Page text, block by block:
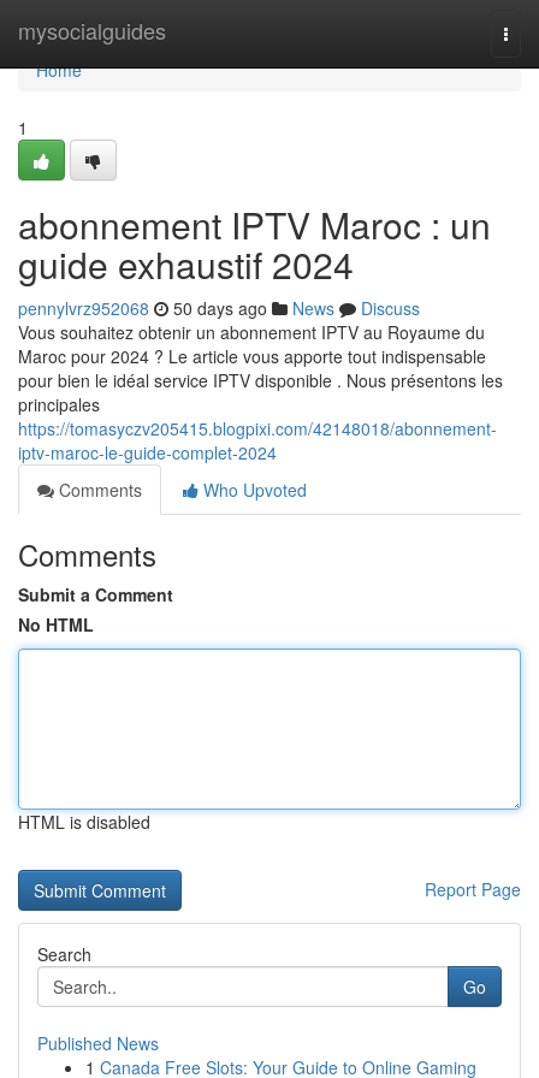
mysocialguides
Home
Home
1
abonnement IPTV Maroc : un
guide exhaustif 2024
pennylvrz952068 50 days ago News
Discuss
Vous souhaitez obtenir un abonnement IPTV au Royaume du
Maroc pour 2024 ? Le article vous apporte tout indispensable
pour bien le idéal service IPTV disponible . Nous présentons les
principales
https://tomasyczv205415.blogpixi.com/42148018/abonnement-
iptv-maroc-le-guide-complet-2024
Comments
Who Upvoted
Comments
Submit a Comment
No HTML
HTML is disabled
Report Page
Search
Go
Published News
1 Canada Free Slots: Your Guide to Online Gaming